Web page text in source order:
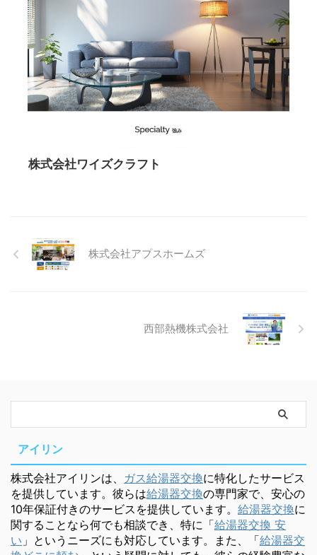
株式会社ワイズクラフト
株式会社アプスホームズ
西部熱機株式会社
アイリン
株式会社アイリンは、 ガス給湯器交換に特化したサービス
を提供しています。彼らは給湯器交換の専門家で、安心の
10年保証付きのサービスを提供しています。 給湯器交換に
関することなら何でも相談でき、特に「給湯器交換 安
い 」というニーズにも対応しています。また、「給湯器交